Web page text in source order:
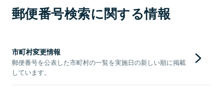
郵便番号検索に関する情報
市町村変更情報
郵便番号を公表した市町村の一覧を実施日の新しい順に掲載
しています。